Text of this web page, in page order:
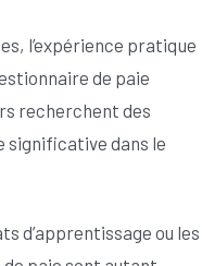
l’expérience pratique
de paie
recherchent des
significative dans le
d’apprentissage ou les